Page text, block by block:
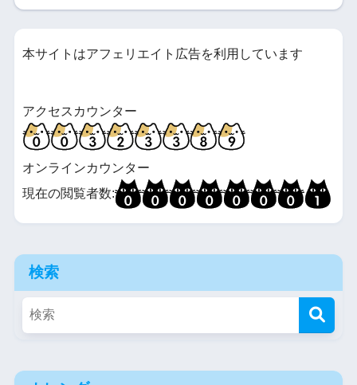
本サイトはアフェリエイト広告を利用しています
アクセスカウンター
オンラインカウンター
現在の閲覧者数:
検索